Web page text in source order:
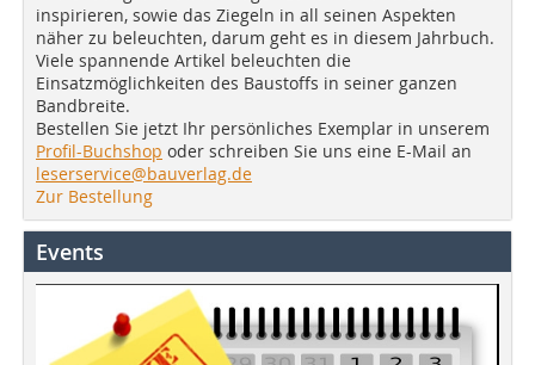
inspirieren, sowie das Ziegeln in all seinen Aspekten
näher zu beleuchten, darum geht es in diesem Jahrbuch.
Viele spannende Artikel beleuchten die
Einsatzmöglichkeiten des Baustoffs in seiner ganzen
Bandbreite.
Bestellen Sie jetzt Ihr persönliches Exemplar in unserem
Profil-Buchshop oder schreiben Sie uns eine E-Mail an
leserservice@bauverlag.de
Zur Bestellung
Events